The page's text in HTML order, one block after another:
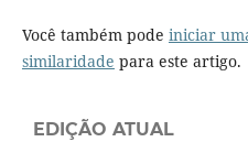
Você também pode iniciar
similaridade para este artigo.
EDIÇÃO ATUAL